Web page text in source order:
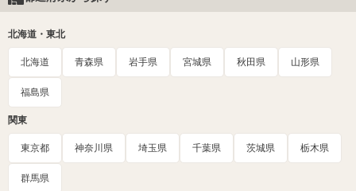
北海道・東北
北海道 青森県 岩手県 宮城県 秋田県 山形県
福島県
関東
東京都 神奈川県 埼玉県 千葉県 茨城県 栃木県
群馬県